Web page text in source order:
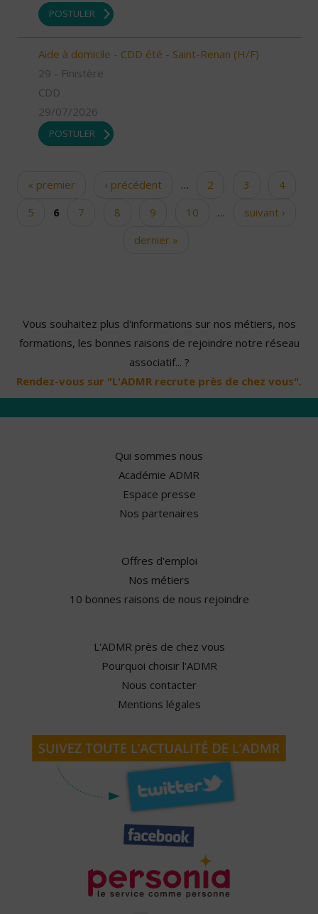
POSTULER
Aide à domicile - CDD été - Saint-Renan (H/F)
29 - Finistère
CDD
29/07/2026
POSTULER
Pages« premier ‹ précédent … 2 3
4
5
6 7 8 9 10 …
suivant ›
dernier »
Vous souhaitez plus d'informations sur nos métiers, nos
formations, les bonnes raisons de rejoindre notre réseau
associatif... ?
Rendez-vous sur "L'ADMR recrute près de chez vous".
Qui sommes nous
Académie ADMR
Espace presse
Nos partenaires
Offres d'emploi
Nos métiers
10 bonnes raisons de nous rejoindre
L'ADMR près de chez vous
Pourquoi choisir l'ADMR
Nous contacter
Mentions légales